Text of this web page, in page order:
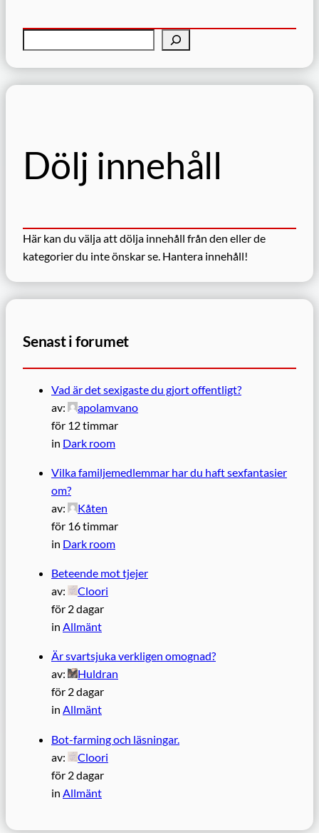
ö
Dölj innehåll
Här kan du välja att dölja innehåll från den eller de
kategorier du inte önskar se. Hantera innehåll!
Senast i forumet
Vad är det sexigaste du gjort offentligt?
av:
apolamvano
för 12 timmar
in Dark room
Vilka familjemedlemmar har du haft sexfantasier
om?
av:
Kåten
för 16 timmar
in Dark room
Beteende mot tjejer
av:
Cloori
för 2 dagar
in Allmänt
Är svartsjuka verkligen omognad?
av:
Huldran
för 2 dagar
in Allmänt
Bot-farming och läsningar.
av:
Cloori
för 2 dagar
in Allmänt